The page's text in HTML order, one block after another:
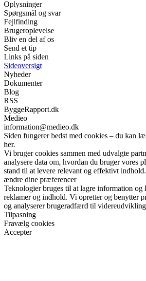
Oplysninger
Spørgsmål og svar
Fejlfinding
Brugeroplevelse
Bliv en del af os
Send et tip
Links på siden
Sideoversigt
Nyheder
Dokumenter
Blog
RSS
ByggeRapport.dk
Medieo
information@medieo.dk
Siden fungerer bedst med cookies – du kan
her.
Vi bruger cookies sammen med udvalgte
analysere data om, hvordan du bruger vores
stand til at levere relevant og effektivt
ændre dine præferencer
Teknologier bruges til at lagre information og
reklamer og indhold. Vi opretter og benytter
og analyserer brugeradfærd til
Tilpasning
Fravælg cookies
Accepter